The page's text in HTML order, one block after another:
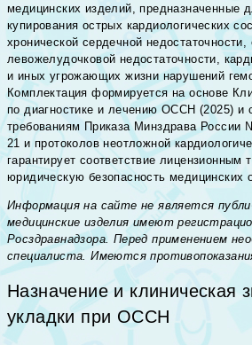
медицинских изделий, предназначенные
купирования острых кардиологических
хронической сердечной недостаточности,
левожелудочковой недостаточности,
и иных угрожающих жизни нарушений
Комплектация формируется на основе
по диагностике и лечению ОССН (2025) и
требованиям Приказа Минздрава
21 и протоколов неотложной
гарантирует соответствие лицензионным
юридическую безопасность медицинских
Информация на сайте не является
медицинские изделия имеют
Росздравнадзора. Перед применением
специалиста. Имеются
Назначение и клиническая
укладки при ОССН